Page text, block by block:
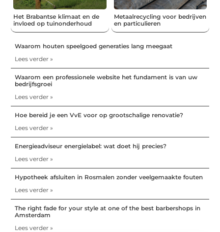
Het Brabantse klimaat en de
invloed op tuinonderhoud
Metaalrecycling voor bedrijven
en particulieren
Waarom houten speelgoed generaties lang meegaat
Lees verder »
Waarom een professionele website het fundament is van uw
bedrijfsgroei
Lees verder »
Hoe bereid je een VvE voor op grootschalige renovatie?
Lees verder »
Energieadviseur energielabel: wat doet hij precies?
Lees verder »
Hypotheek afsluiten in Rosmalen zonder veelgemaakte fouten
Lees verder »
The right fade for your style at one of the best barbershops in
Amsterdam
Lees verder »